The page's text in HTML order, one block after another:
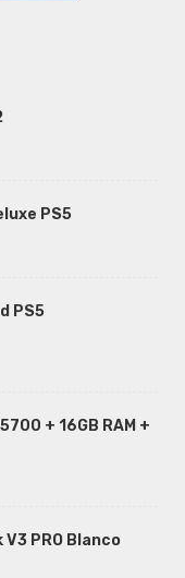
PS5
PS5
+ 16GB RAM +
PRO Blanco